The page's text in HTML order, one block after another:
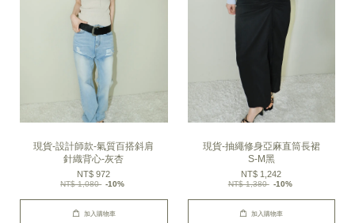
現貨-設計師款-氣質百搭斜肩
針織背心-灰杏
NT$ 972
NT$ 1,080 -10%
加入購物車
現貨-抽繩修身亞麻直筒長裙
S-M黑
NT$ 1,242
NT$ 1,380 -10%
加入購物車